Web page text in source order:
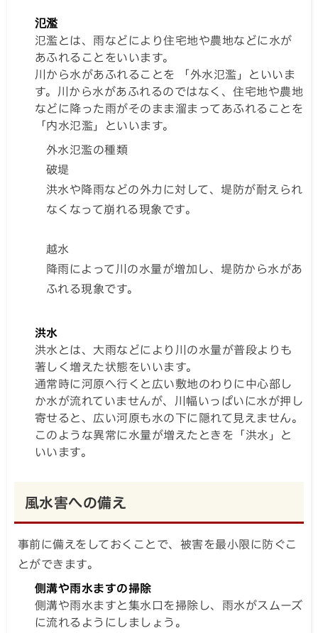
氾濫
氾濫とは、雨などにより住宅地や農地などに水が
あふれることをいいます。
川から水があふれることを 「外水氾濫」といいま
す。川から水があふれるのではなく、住宅地や農地
などに降った雨がそのまま溜まってあふれることを
「内水氾濫」といいます。
外水氾濫の種類
破堤
洪水や降雨などの外力に対して、堤防が耐えられ
なくなって崩れる現象です。
越水
降雨によって川の水量が増加し、堤防から水があ
ふれる現象です。
洪水
洪水とは、大雨などにより川の水量が普段よりも
著しく増えた状態をいいます。
通常時に河原へ行くと広い敷地のわりに中心部し
か水が流れていませんが、川幅いっぱいに水が押し
寄せると、広い河原も水の下に隠れて見えません。
このような異常に水量が増えたときを「洪水」と
いいます。
風水害への備え
事前に備えをしておくことで、被害を最小限に防ぐこ
とができます。
側溝や雨水ますの掃除
側溝や雨水ますと集水口を掃除し、雨水がスムーズ
に流れるようにしましょう。